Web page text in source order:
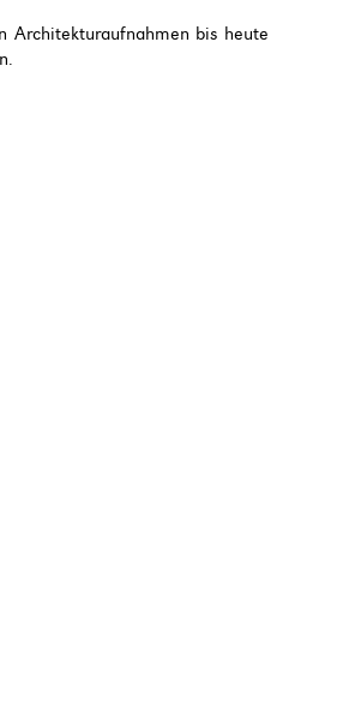
Architekturaufnahmen bis heute